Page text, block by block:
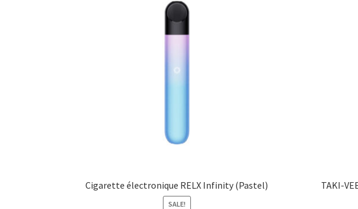
Cigarette électronique RELX Infinity (Pastel)
SALE!
TAKI-